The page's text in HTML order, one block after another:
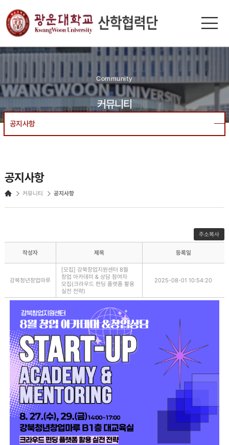
광운대
n-
Community
커뮤니티
공지사항
공지사항
커뮤니티 공지사항
주소복사
작성자 제목 등록일
강북청년창업마루
[모집] 강북창업지원센터 8월
창업 아카데미 & 상담 참여자
모집(크라우드 펀딩 플랫폼 활용
실전 전략)
2025-08-01 10:54:20